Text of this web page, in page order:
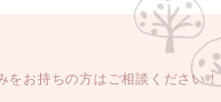
をお持ちの方はご相談ください！